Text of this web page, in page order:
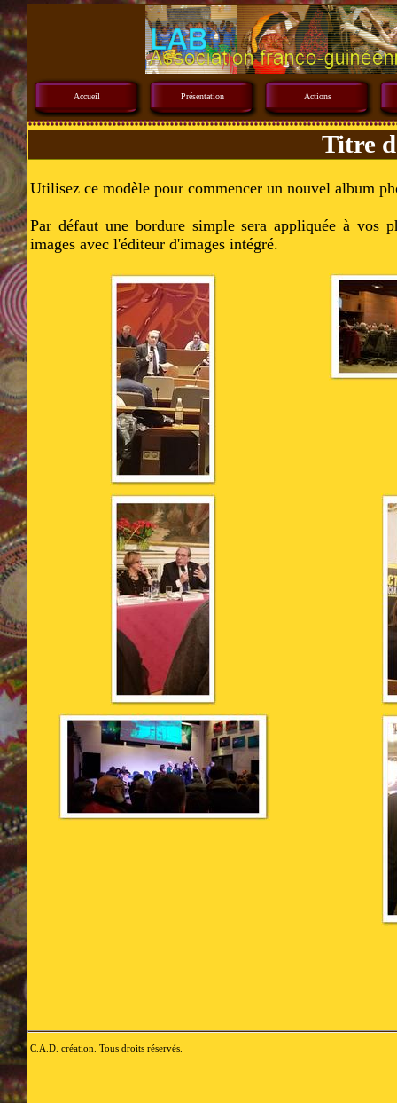
Accueil Présentation Actions
Titre
Utilisez ce modèle pour commencer un nouvel album
Par défaut une bordure simple sera appliquée à vos
images avec l'éditeur d'images intégré.
C.A.D. création. Tous droits réservés.